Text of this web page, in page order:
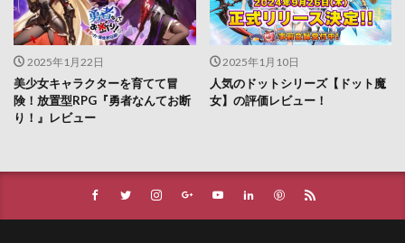
2025年1月22日
美少女キャラクターを育てて冒
険！放置型RPG『勇者なんてお断
り！』レビュー
2025年1月10日
人気のドットシリーズ【ドット魔
女】の評価レビュー！